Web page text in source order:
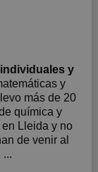
y
y
más de 20
química y
Lleida y no
de venir al